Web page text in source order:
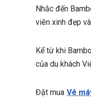
Nhắc đến
viên xinh đẹp
Kể từ khi
của du khách
Đặt mua Vé